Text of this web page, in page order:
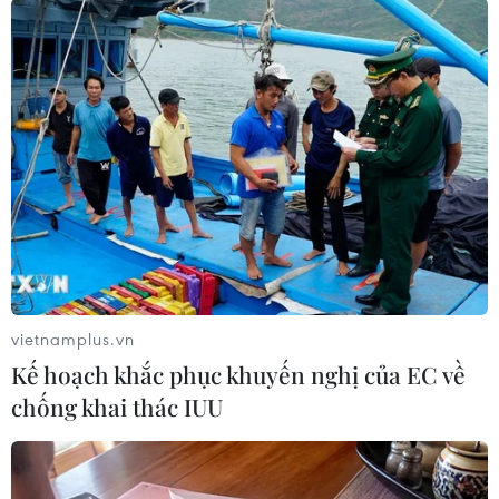
Có trụ sở tại thành phố Cambridge của Anh,
Arm đạt doanh thu 2,8 tỷ USD trong tài khóa
2022, tăng 70% so với tài khóa 2016. Arm đã
xuất xướng hơn 250 tỷ chip sử dụng các thiết kế
của mình.
Tại Đại hội Cổ đông thường niên của Softbank
Group hồi tháng Sáu vừa qua, Chủ tịch kiêm
Giám đốc điều hành (CEO) Masayoshi Son kỳ
vọng con số trên sẽ tăng lên 1.000 tỷ chip./.
(TTXVN/Vietnam+)
vietnamplus.vn
Kế hoạch khắc phục khuyến nghị của EC về
chống khai thác IUU